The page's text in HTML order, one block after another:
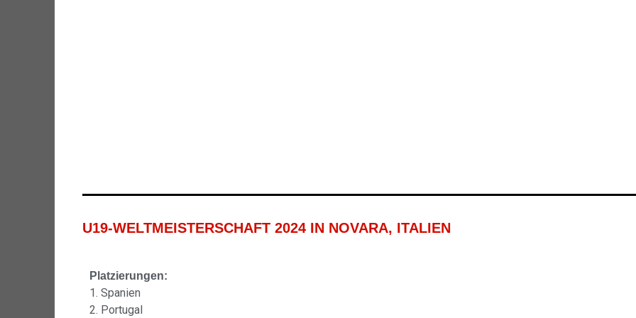
U19-WELTMEISTERSCHAFT 2024 IN NOVARA, ITALIEN
Platzierungen:
1. Spanien
2. Portugal